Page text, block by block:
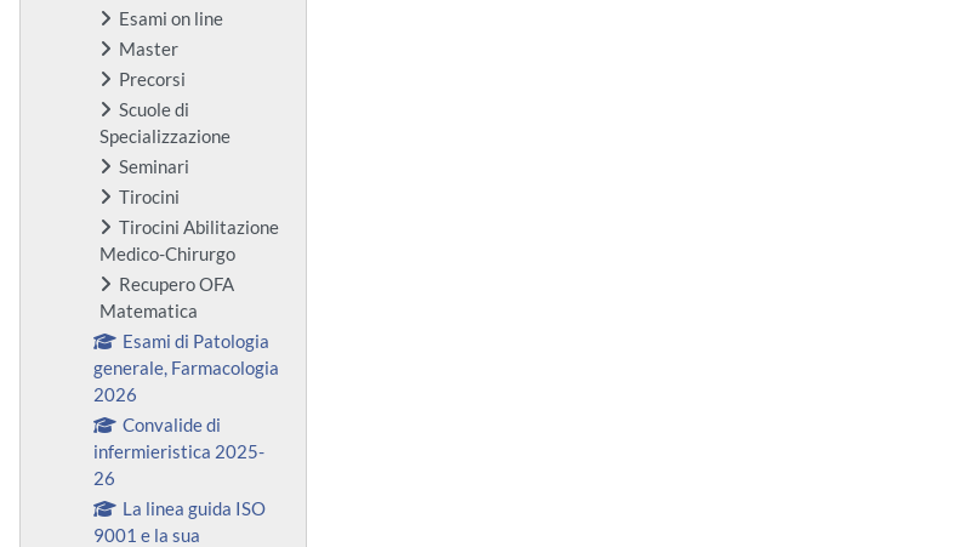
Esami on line
Master
Precorsi
Scuole di
Specializzazione
Seminari
Tirocini
Tirocini Abilitazione
Medico-Chirurgo
Recupero OFA
Matematica
Esami di Patologia
generale, Farmacologia
2026
Convalide di
infermieristica 2025-
26
La linea guida ISO
9001 e la sua